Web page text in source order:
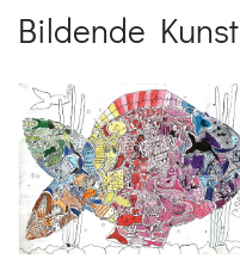
Bildende Kunst